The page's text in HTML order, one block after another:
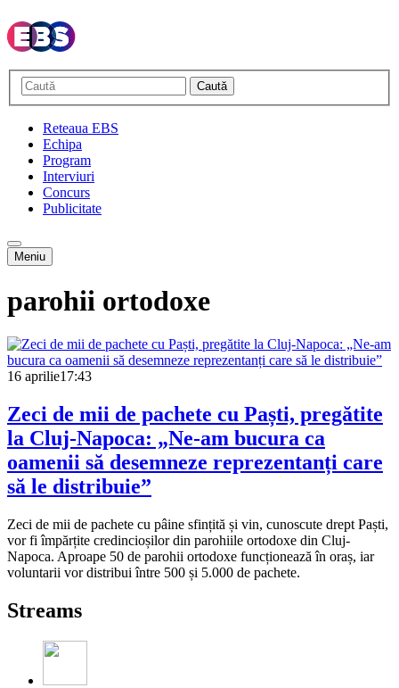
Caută
Reteaua EBS
Echipa
Program
Interviuri
Concurs
Publicitate
Meniu
parohii ortodoxe
16 aprilie17:43
Zeci de mii de pachete cu Paști, pregătite
la Cluj-Napoca: „Ne-am bucura ca
oamenii să desemneze reprezentanți care
să le distribuie”
Zeci de mii de pachete cu pâine sfințită și vin, cunoscute drept Paști,
vor fi împărțite credincioșilor din parohiile ortodoxe din Cluj-
Napoca. Aproape 50 de parohii ortodoxe funcționează în oraș, iar
voluntarii vor distribui între 500 și 5.000 de pachete.
Streams